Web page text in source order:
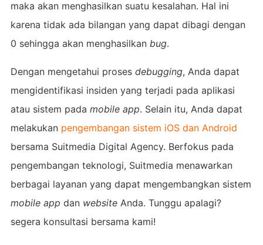
maka akan menghasilkan suatu kesalahan. Hal ini
karena tidak ada bilangan yang dapat dibagi dengan
0 sehingga akan menghasilkanbug.
Dengan mengetahui proses debugging, Anda dapat
mengidentifikasi insiden yang terjadi pada aplikasi
atau sistem pada mobile app. Selain itu, Anda dapat
melakukan pengembangan sistem iOS dan Android
bersama Suitmedia Digital Agency. Berfokus pada
pengembangan teknologi, Suitmedia menawarkan
berbagai layanan yang dapat mengembangkan sistem
mobile app dan websiteAnda. Tunggu apalagi?
segera konsultasi bersama kami!